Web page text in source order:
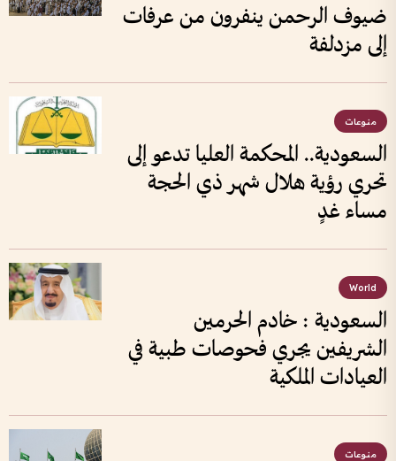
ضيوف الرحمن ينفرون من عرفات
إلى مزدلفة
منوعات
السعودية.. المحكمة العليا تدعو إلى
تحري رؤية هلال شهر ذي الحجة
مساء غدٍ
World
السعودية : خادم الحرمين
الشريفين يجري فحوصات طبية في
العيادات الملكية
منوعات